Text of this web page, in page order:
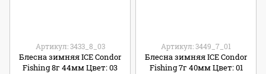
Артикул: 3433_8_03
Блесна зимняя ICE Condor
Fishing 8г 44мм Цвет: 03
Артикул: 3449_7_01
Блесна зимняя ICE Condor
Fishing 7г 40мм Цвет: 01